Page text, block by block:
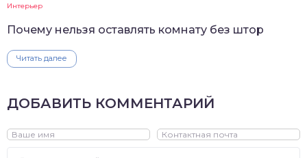
Интерьер
Почему нельзя оставлять комнату без штор
Читать далее
ДОБАВИТЬ КОММЕНТАРИЙ